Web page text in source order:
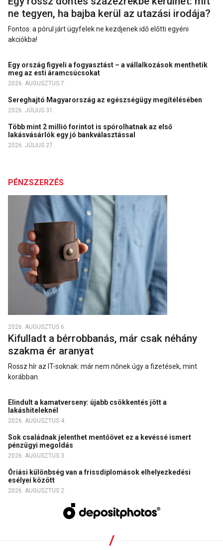
ne tegyen, ha bajba kerül az utazási irodája?
Fontos: a pórul járt ügyfelek ne kezdjenek idő előtti egyéni
akciókba!
Egy ország figyeli a fogyasztást – a vállalkozások menthetik
meg az esti áramcsúcsokat
2026. AUGUSZTUS 7.
Sereghajtó Magyarország az egészségügy megítélésében
2026. JÚLIUS 31.
Több mint 2 millió forintot is spórolhatnak az első
lakásvásárlók egy jó bankválasztással
2026. JÚLIUS 27.
PÉNZSZERZÉS
2026. AUGUSZTUS 6.
Kifulladt a bérrobbanás, már csak néhány
szakma ér aranyat
Rossz hír az IT-soknak: már nem nőnek úgy a fizetések, mint
korábban.
Elindult a kamatverseny: újabb csökkentés jött a
lakáshiteleknél
2026. AUGUSZTUS 4.
Sok családnak jelenthet mentőövet ez a kevéssé ismert
pénzügyi megoldás
2026. AUGUSZTUS 3.
Óriási különbség van a frissdiplomások elhelyezkedési
esélyei között
2026. AUGUSZTUS 2.